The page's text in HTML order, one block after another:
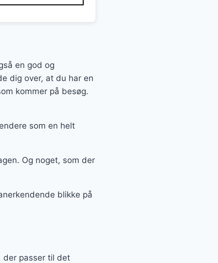
en god og
dig over, at du har en
kommer på besøg.
som en helt
Og noget, som der
blikke på
der passer til det